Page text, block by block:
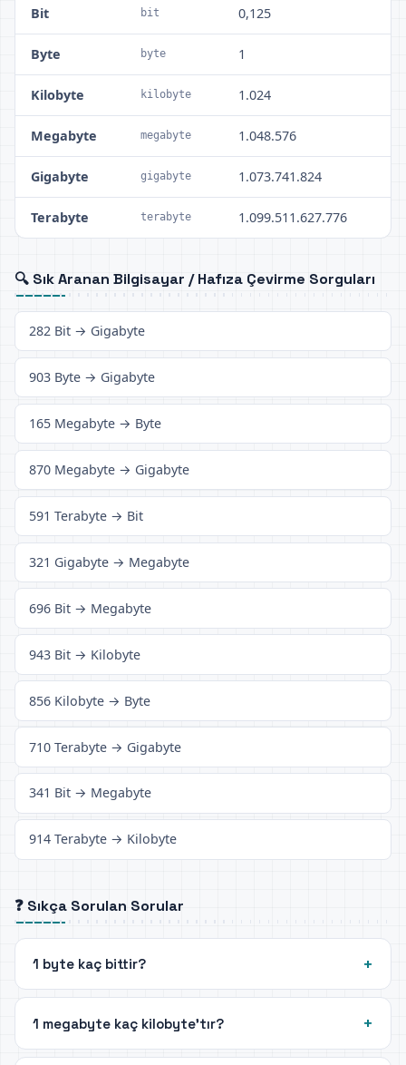
Bit bit 0,125
Byte byte 1
Kilobyte kilobyte 1.024
Megabyte megabyte 1.048.576
Gigabyte gigabyte 1.073.741.824
Terabyte terabyte 1.099.511.627.776
🔍 Sık Aranan Bilgisayar / Hafıza Çevirme Sorguları
282 Bit → Gigabyte
903 Byte → Gigabyte
165 Megabyte → Byte
870 Megabyte → Gigabyte
591 Terabyte → Bit
321 Gigabyte → Megabyte
696 Bit → Megabyte
943 Bit → Kilobyte
856 Kilobyte → Byte
710 Terabyte → Gigabyte
341 Bit → Megabyte
914 Terabyte → Kilobyte
❓ Sıkça Sorulan Sorular
1 byte kaç bittir?
1 megabyte kaç kilobyte'tır?